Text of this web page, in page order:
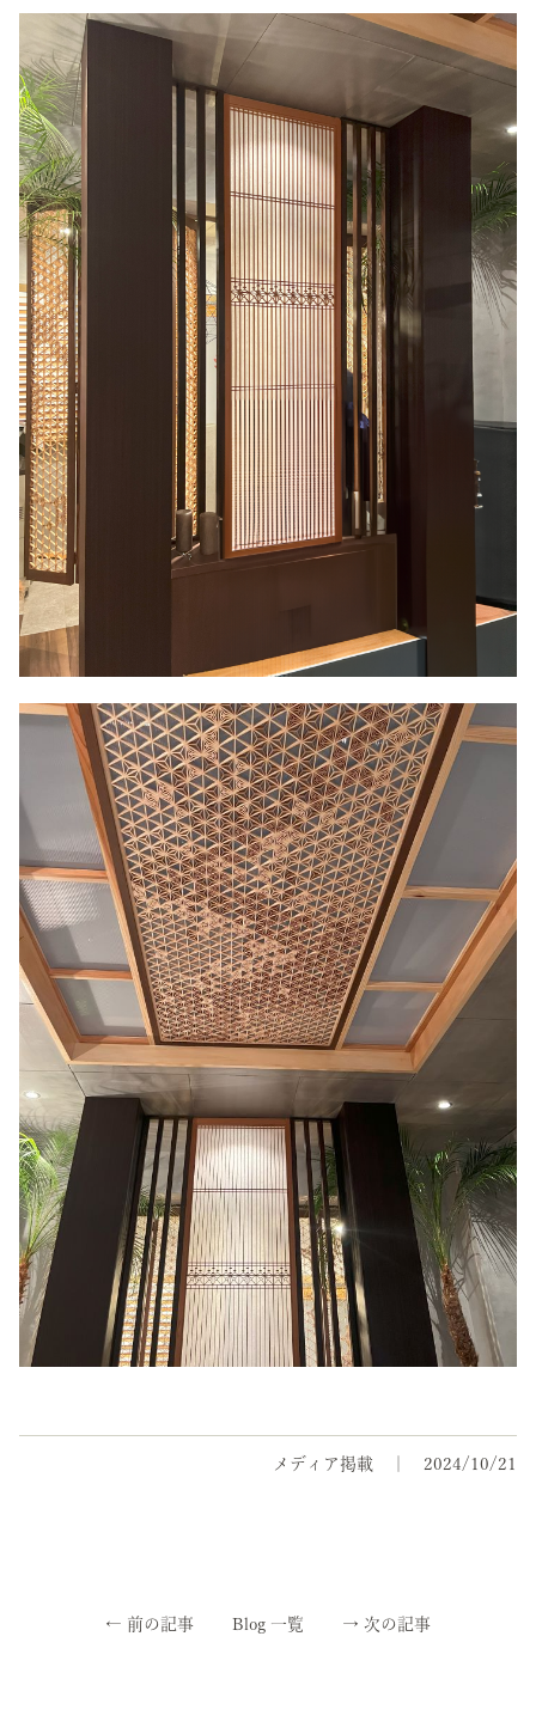
メディア掲載 2024/10/21
← 前の記事 Blog 一覧 → 次の記事